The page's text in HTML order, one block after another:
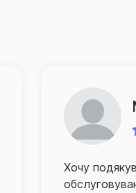
ДТП з вини
була